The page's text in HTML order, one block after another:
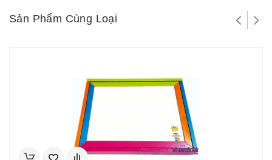
Sản Phẩm Cùng Loại